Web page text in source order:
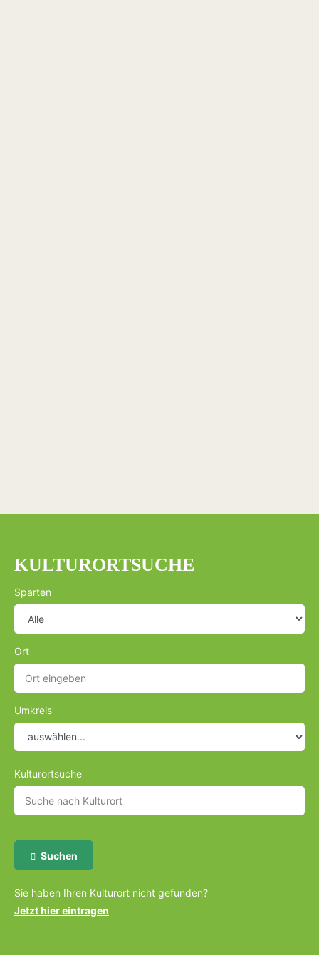
KULTURORTSUCHE
Sparten
Ort
Umkreis
Kulturortsuche
Suchen
Sie haben Ihren Kulturort nicht gefunden?
Jetzt hier eintragen